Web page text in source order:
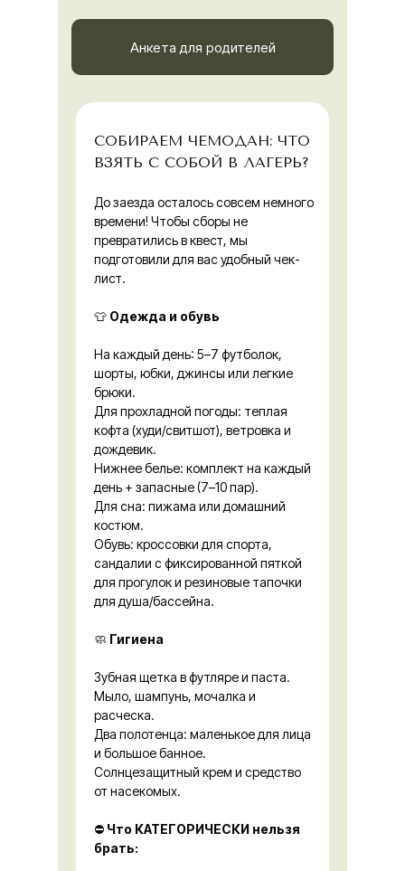
Контакты, реквизиты
До заезда осталось совсем немного
времени! Чтобы сборы не
превратились в квест, мы
подготовили для вас удобный чек-
лист.
👕 Одежда и обувь
На каждый день: 5–7 футболок,
шорты, юбки, джинсы или легкие
брюки.
Для прохладной погоды: теплая
кофта (худи/свитшот), ветровка и
дождевик.
Нижнее белье: комплект на каждый
день + запасные (7–10 пар).
Для сна: пижама или домашний
костюм.
Обувь: кроссовки для спорта,
сандалии с фиксированной пяткой
для прогулок и резиновые тапочки
для душа/бассейна.
🧼 Гигиена
Зубная щетка в футляре и паста.
Мыло, шампунь, мочалка и
расческа.
Два полотенца: маленькое для лица
и большое банное.
Солнцезащитный крем и средство
от насекомых.
⛔️ Что КАТЕГОРИЧЕСКИ нельзя
брать:
СОБИРАЕМ ЧЕМОДАН: ЧТО
ВЗЯТЬ С СОБОЙ В ЛАГЕРЬ?
Анкета для родителей